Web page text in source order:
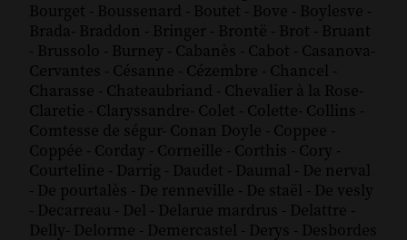
Bourget - Boussenard - Boutet - Bove - Boylesve -
Brada- Braddon - Bringer - Brontë - Brot - Bruant
- Brussolo - Burney - Cabanès - Cabot - Casanova-
Cervantes - Césanne - Cézembre - Chancel -
Charasse - Chateaubriand - Chevalier à la Rose-
Claretie - Claryssandre- Colet - Colette- Collins -
Comtesse de ségur- Conan Doyle - Coppee -
Coppée - Corday - Corneille - Corthis - Cory -
Courteline - Darrig - Daudet - Daumal - De nerval
- De pourtalès - De renneville - De staël - De vesly
- Decarreau - Del - Delarue mardrus - Delattre -
Delly- Delorme - Demercastel - Derys - Desbordes